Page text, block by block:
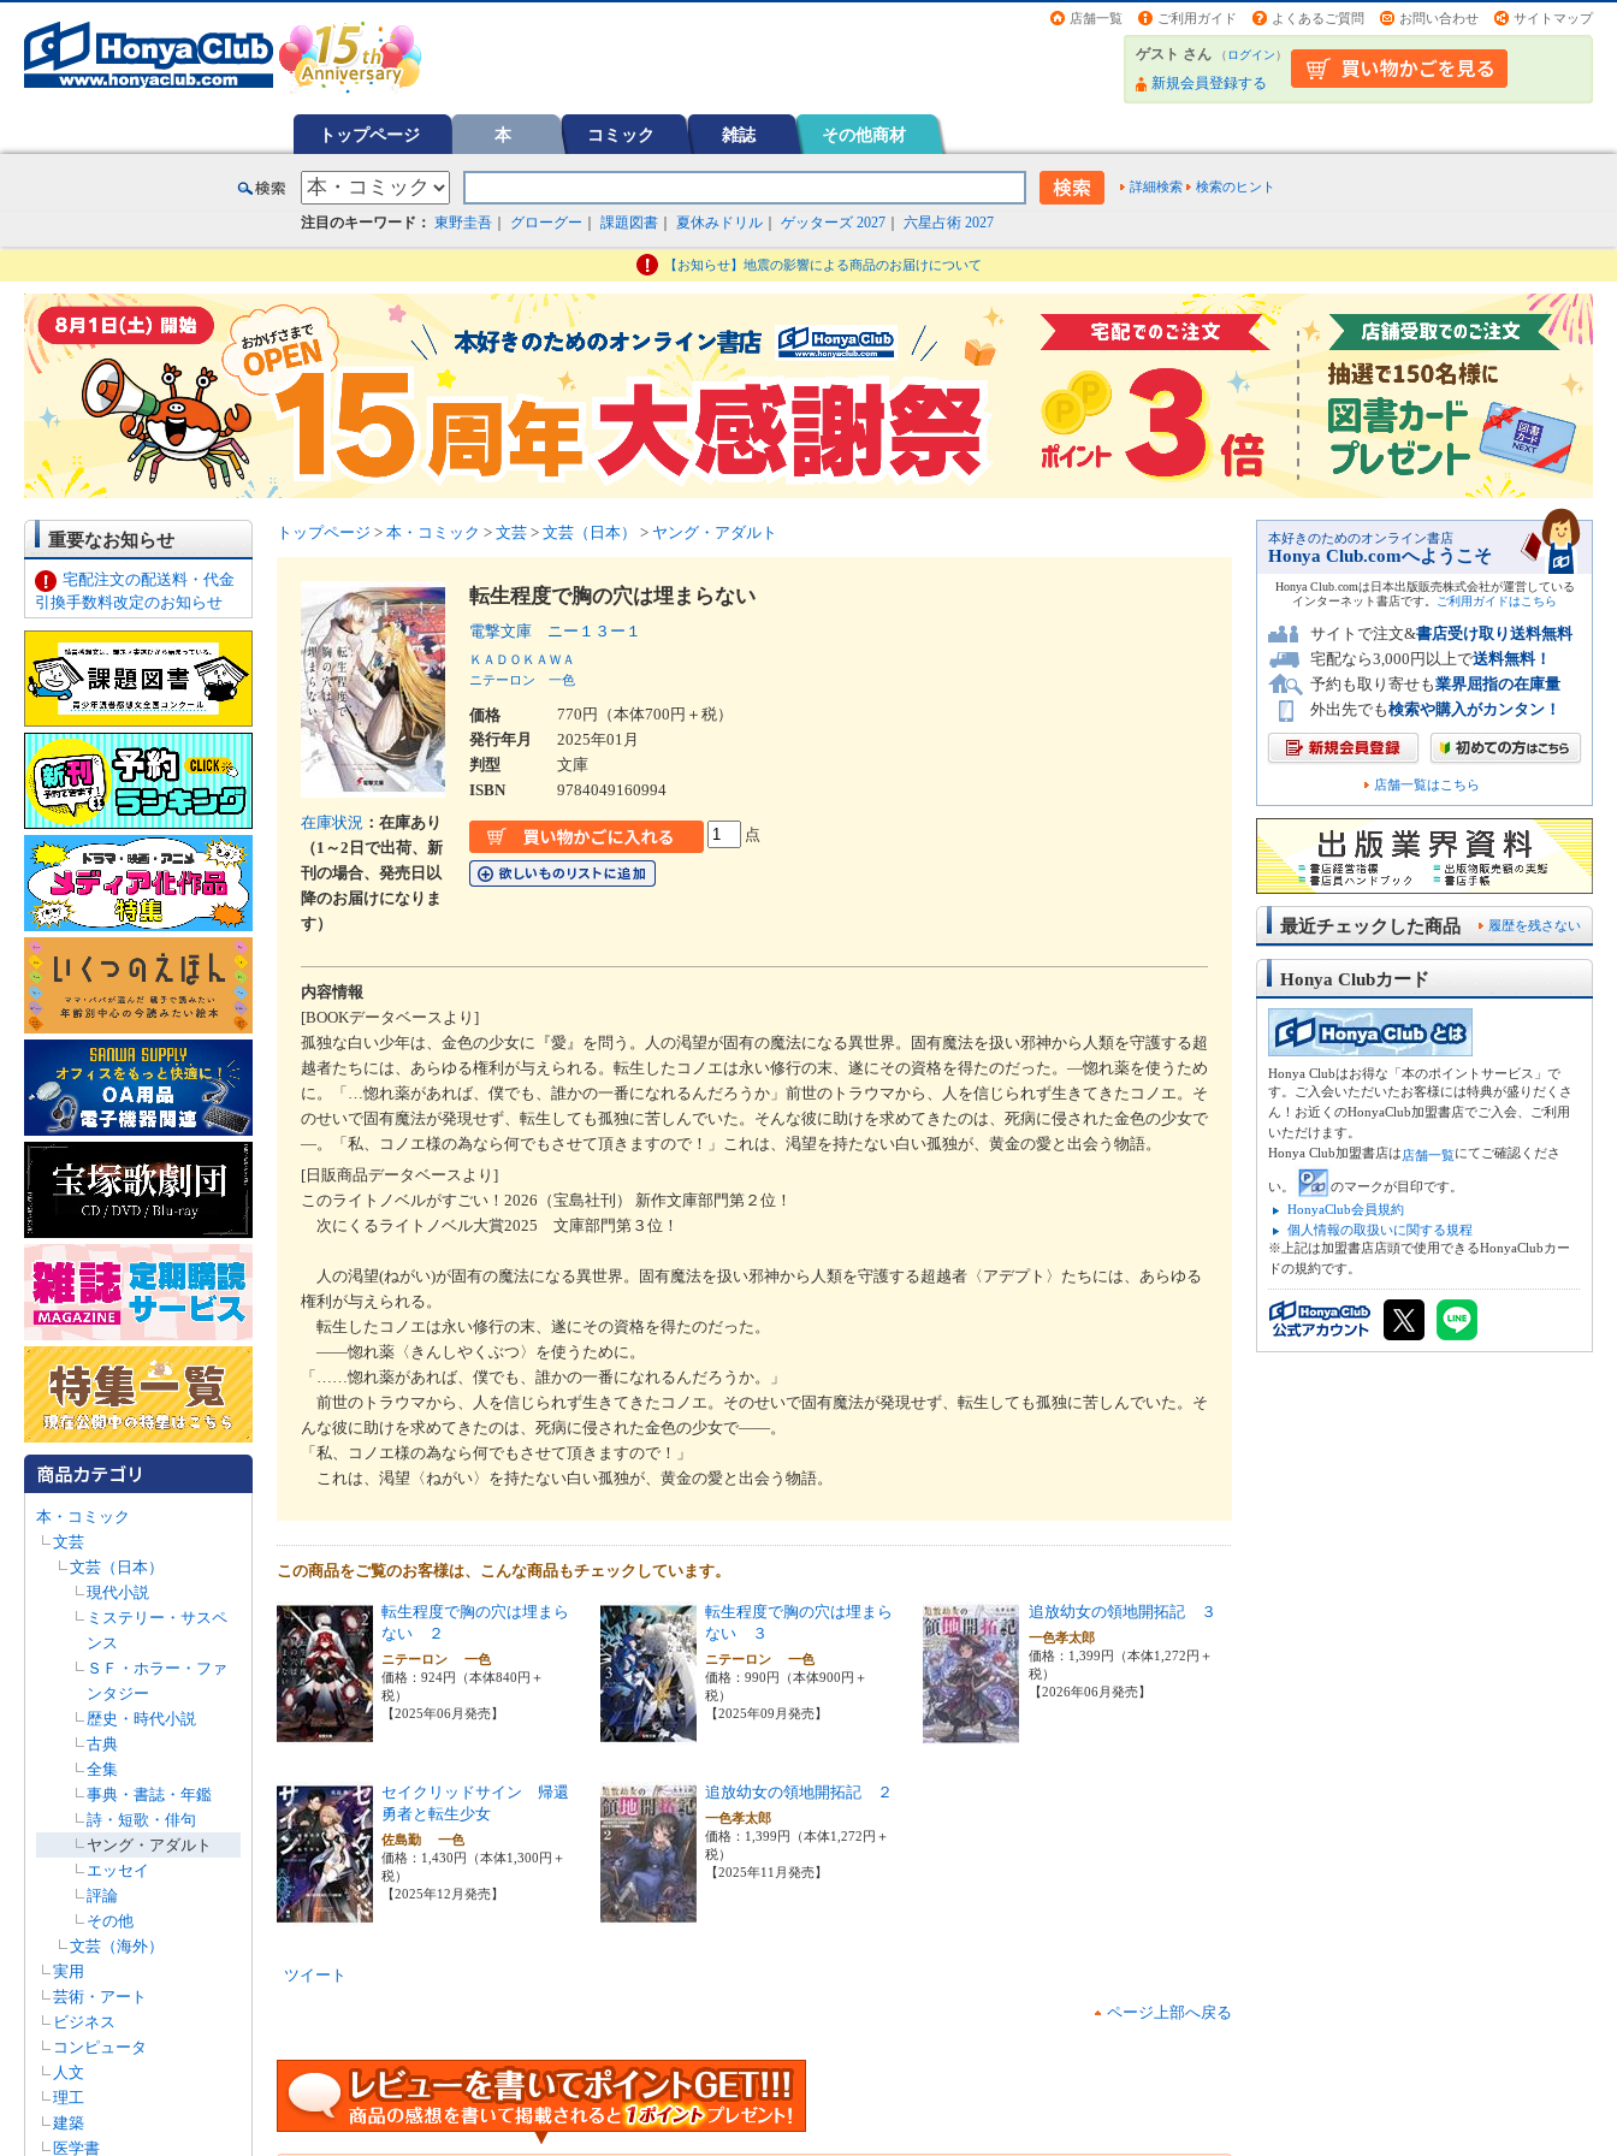
店舗一覧 ご利用ガイド よくあるご質問 お問い合わせ サイトマップ
ゲスト さん （ログイン）
新規会員登録する
トップページ 本 コミック 雑誌 その他商材
詳細検索 検索のヒント
注目のキーワード： 東野圭吾 グローグー 課題図書 夏休みドリル ゲッターズ 2027 六星占術 2027
【お知らせ】地震の影響による商品のお届けについて
重要なお知らせ
宅配注文の配送料・代金
引換手数料改定のお知らせ
本・コミック
文芸
文芸（日本）
現代小説
ミステリー・サスペ
ンス
ＳＦ・ホラー・ファ
ンタジー
歴史・時代小説
古典
全集
事典・書誌・年鑑
詩・短歌・俳句
ヤング・アダルト
エッセイ
評論
その他
文芸（海外）
実用
芸術・アート
ビジネス
コンピュータ
人文
理工
建築
医学書
トップページ > 本・コミック > 文芸 > 文芸（日本） > ヤング・アダルト
在庫状況 ：在庫あり
（1～2日で出荷、新
刊の場合、発売日以
降のお届けになりま
す）
転生程度で胸の穴は埋まらない
電撃文庫 ニー１３ー１
ＫＡＤＯＫＡＷＡ
ニテーロン
一色
価格
770円（本体700円＋税）
発行年月
2025年01月
判型
文庫
ISBN
9784049160994
点
内容情報
[BOOKデータベースより]
孤独な白い少年は、金色の少女に『愛』を問う。人の渇望が固有の魔法になる異世界。固有魔法を扱い邪神から人類を守護する超
越者たちには、あらゆる権利が与えられる。転生したコノエは永い修行の末、遂にその資格を得たのだった。―惚れ薬を使うため
に。「…惚れ薬があれば、僕でも、誰かの一番になれるんだろうか」前世のトラウマから、人を信じられず生きてきたコノエ。そ
のせいで固有魔法が発現せず、転生しても孤独に苦しんでいた。そんな彼に助けを求めてきたのは、死病に侵された金色の少女で
―。「私、コノエ様の為なら何でもさせて頂きますので！」これは、渇望を持たない白い孤独が、黄金の愛と出会う物語。
[日販商品データベースより]
このライトノベルがすごい！2026（宝島社刊） 新作文庫部門第２位！
次にくるライトノベル大賞2025 文庫部門第３位！
人の渇望(ねがい)が固有の魔法になる異世界。固有魔法を扱い邪神から人類を守護する超越者〈アデプト〉たちには、あらゆる
権利が与えられる。
転生したコノエは永い修行の末、遂にその資格を得たのだった。
――惚れ薬〈きんしやくぶつ〉を使うために。
「……惚れ薬があれば、僕でも、誰かの一番になれるんだろうか。」
前世のトラウマから、人を信じられず生きてきたコノエ。そのせいで固有魔法が発現せず、転生しても孤独に苦しんでいた。そ
んな彼に助けを求めてきたのは、死病に侵された金色の少女で――。
「私、コノエ様の為なら何でもさせて頂きますので！」
これは、渇望〈ねがい〉を持たない白い孤独が、黄金の愛と出会う物語。
この商品をご覧のお客様は、こんな商品もチェックしています。
転生程度で胸の穴は埋まら
ない ２
ニテーロン 一色
価格：924円（本体840円＋
税）
【2025年06月発売】
転生程度で胸の穴は埋まら
ない ３
ニテーロン 一色
価格：990円（本体900円＋
税）
【2025年09月発売】
追放幼女の領地開拓記 ３
一色孝太郎
価格：1,399円（本体1,272円＋
税）
【2026年06月発売】
セイクリッドサイン 帰還
勇者と転生少女
佐島勤 一色
価格：1,430円（本体1,300円＋
税）
【2025年12月発売】
追放幼女の領地開拓記 ２
一色孝太郎
価格：1,399円（本体1,272円＋
税）
【2025年11月発売】
ツイート
ページ上部へ戻る
本好きのためのオンライン書店
Honya Club.comへようこそ
Honya Club.comは日本出版販売株式会社が運営している
インターネット書店です。
ご利用ガイドはこちら
サイトで注文&書店受け取り送料無料
宅配なら3,000円以上で送料無料！
予約も取り寄せも業界屈指の在庫量
外出先でも検索や購入がカンタン！
店舗一覧はこちら
履歴を残さない
最近チェックした商品
Honya Clubカード
Honya Clubはお得な「本のポイントサービス」で
す。ご入会いただいたお客様には特典が盛りだくさ
ん！お近くのHonyaClub加盟書店でご入会、ご利用
いただけます。
Honya Club加盟書店は店舗一覧にてご確認くださ
い。
のマークが目印です。
HonyaClub会員規約
個人情報の取扱いに関する規程
※上記は加盟書店店頭で使用できるHonyaClubカー
ドの規約です。